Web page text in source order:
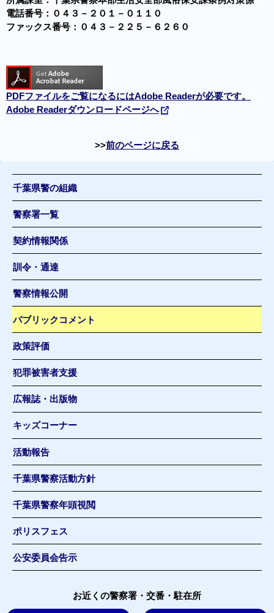
電話番号：０４３－２０１－０１１０
ファックス番号：０４３－２２５－６２６０
PDFファイルをご覧になるにはAdobe Readerが必要です。
Adobe Readerダウンロードページへ
前のページに戻る
千葉県警の組織
警察署一覧
契約情報関係
訓令・通達
警察情報公開
パブリックコメント
政策評価
犯罪被害者支援
広報誌・出版物
キッズコーナー
活動報告
千葉県警察活動方針
千葉県警察年頭視閲
ポリスフェス
公安委員会告示
お近くの警察署・交番・駐在所